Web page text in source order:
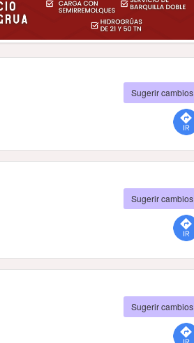
Sugerir cambios
Sugerir cambios
Sugerir cambios